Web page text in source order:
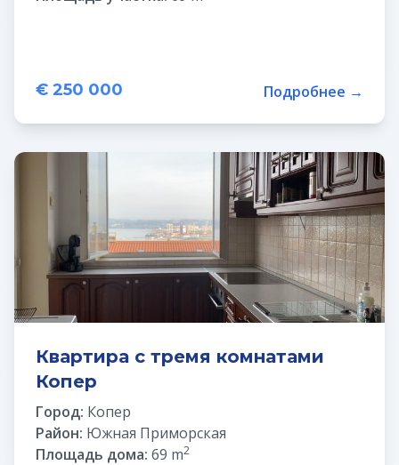
€ 250 000 Подробнее →
Квартира с тремя комнатами
Копер
Город: Копер
Район: Южная Приморская
Площадь дома: 69 m2